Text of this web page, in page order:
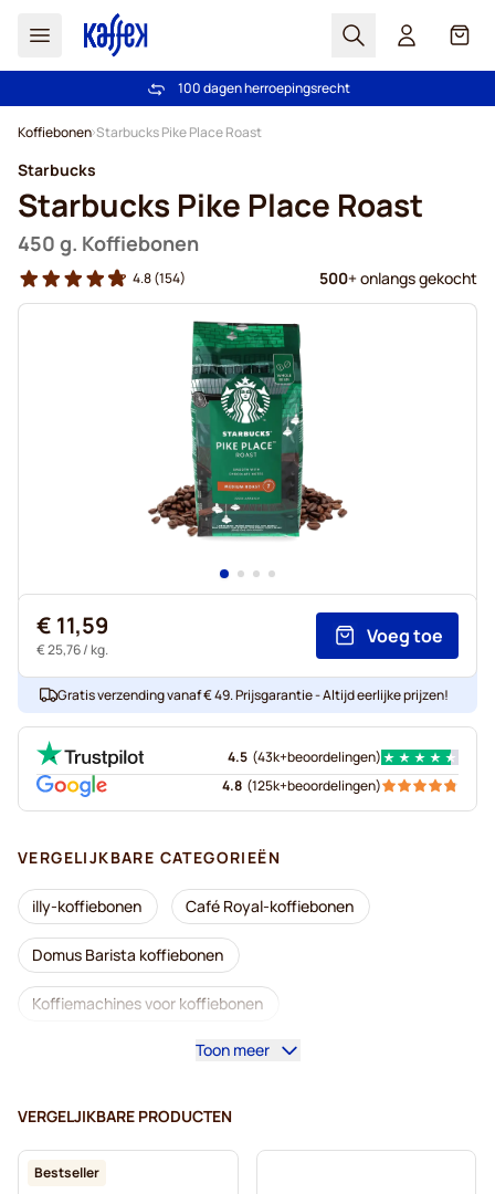
Zoek Cart
Gratis vanaf € 49
100 dagen herroepingsrecht
Koffiebonen Starbucks Pike Place Roast
Starbucks
Starbucks Pike Place Roast
450 g. Koffiebonen
4.8(154) 500+ onlangs gekocht
€ 11,59
€ 25,76/ kg.
Voeg toe
Gratis verzending vanaf € 49. Prijsgarantie - Altijd eerlijke prijzen!
4.5 (43k+beoordelingen)
4.8 (125k+beoordelingen)
VERGELIJKBARE CATEGORIEËN
illy-koffiebonen Café Royal-koffiebonen
Domus Barista koffiebonen
Koffiemachines voor koffiebonen
Cafeïnevrije koffiebonen
Merrild-koffiebonen Garibaldi-koffiebonen
Toon meer
VERGELJIKBARE PRODUCTEN
Bestseller